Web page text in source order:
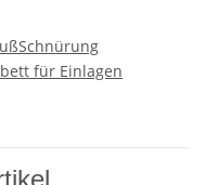
Schnürung
für Einlagen